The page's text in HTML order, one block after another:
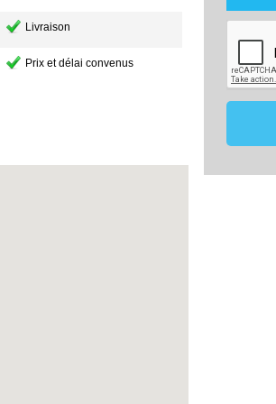
Livraison
Prix et délai convenus
mon
Les
de 18
vous
ce